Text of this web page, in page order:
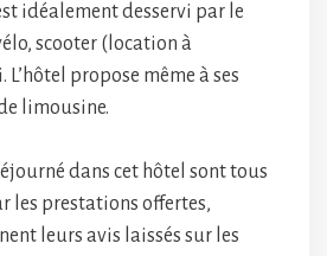
idéalement desservi par le
scooter (location à
propose même à ses
limousine.
dans cet hôtel sont tous
les prestations offertes,
leurs avis laissés sur les